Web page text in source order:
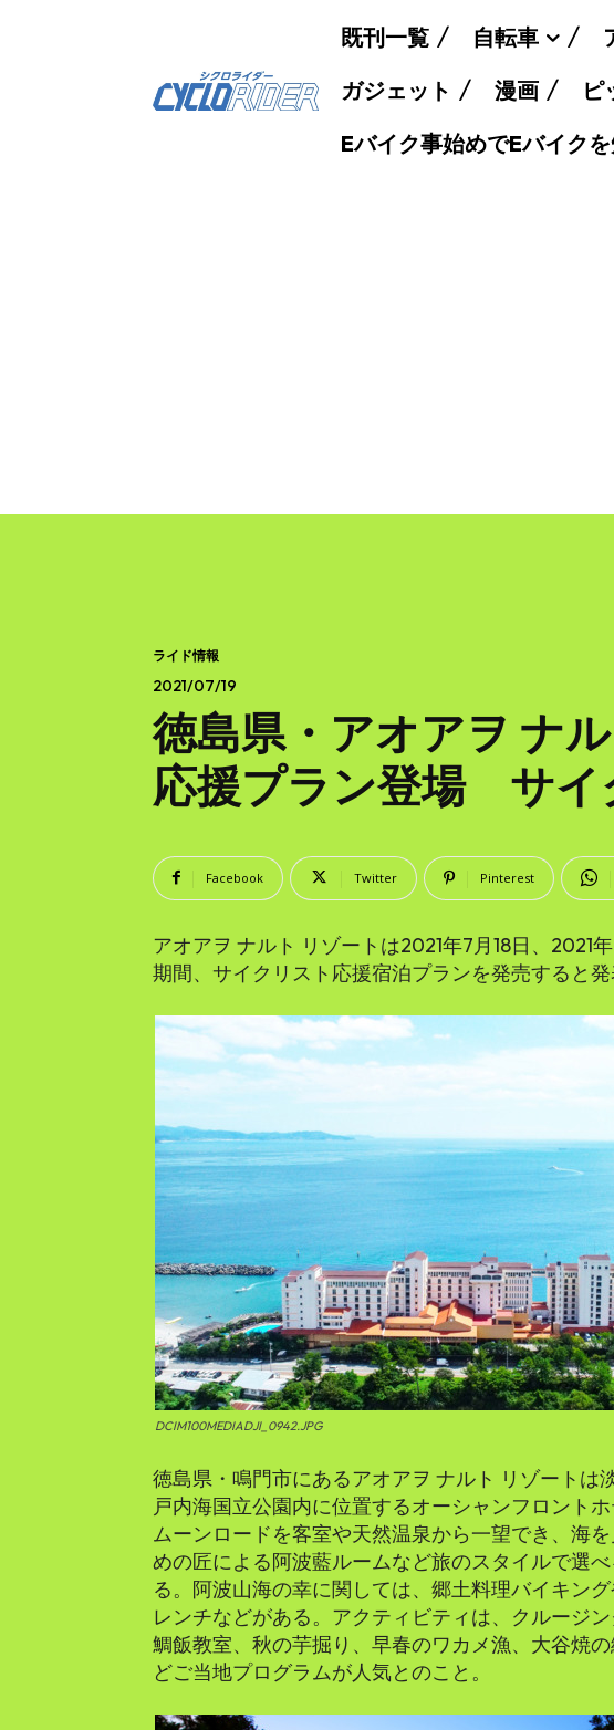
既刊一覧 自転車
ガジェット
漫画
ピ
Eバイク事始めでEバイク
ライド情報
2021/07/19
徳島県・アオアヲ ナ
応援プラン登場 サイ
Facebook Twitter Pinterest
アオアヲ ナルト リゾートは2021年7月18日、2021
期間、サイクリスト応援宿泊プランを発売すると発
DCIM100MEDIADJI_0942.JPG
徳島県・鳴門市にあるアオアヲ ナルト リゾートは
戸内海国立公園内に位置するオーシャンフロント
ムーンロードを客室や天然温泉から一望でき、海
めの匠による阿波藍ルームなど旅のスタイルで選
る。阿波山海の幸に関しては、郷土料理バイキン
レンチなどがある。アクティビティは、クルージン
鯛飯教室、秋の芋掘り、早春のワカメ漁、大谷焼
どご当地プログラムが人気とのこと。